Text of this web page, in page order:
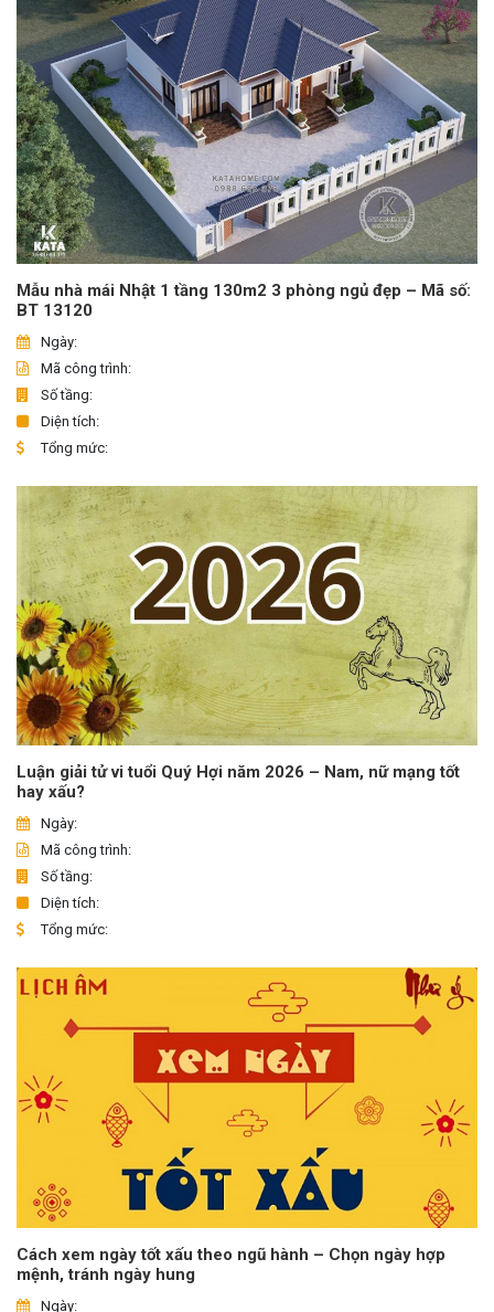
Mẫu nhà mái Nhật 1 tầng 130m2 3 phòng ngủ đẹp – Mã số:
BT 13120
Ngày:
Mã công trình:
Số tầng:
Diện tích:
Tổng mức:
Luận giải tử vi tuổi Quý Hợi năm 2026 – Nam, nữ mạng tốt
hay xấu?
Ngày:
Mã công trình:
Số tầng:
Diện tích:
Tổng mức:
Cách xem ngày tốt xấu theo ngũ hành – Chọn ngày hợp
mệnh, tránh ngày hung
Ngày: